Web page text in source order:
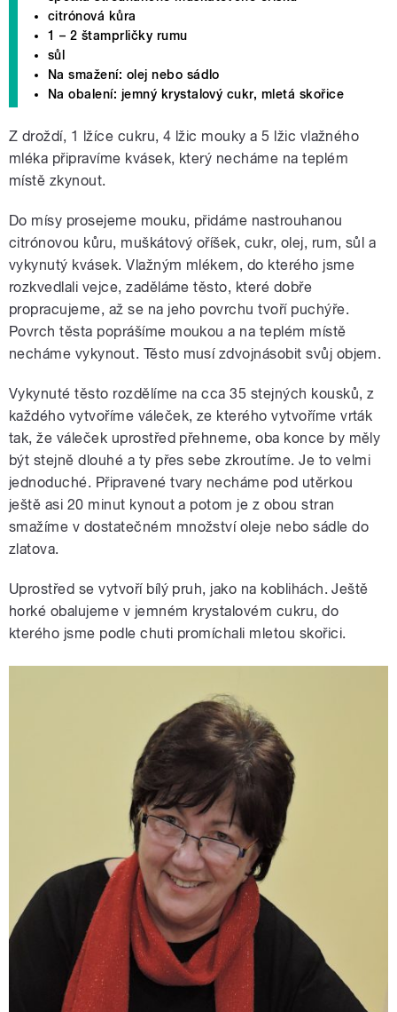
citrónová kůra
1 – 2 štamprličky rumu
sůl
Na smažení: olej nebo sádlo
Na obalení: jemný krystalový cukr, mletá skořice
Z droždí, 1 lžíce cukru, 4 lžic mouky a 5 lžic vlažného
mléka připravíme kvásek, který necháme na teplém
místě zkynout.
Do mísy prosejeme mouku, přidáme nastrouhanou
citrónovou kůru, muškátový oříšek, cukr, olej, rum, sůl a
vykynutý kvásek. Vlažným mlékem, do kterého jsme
rozkvedlali vejce, zaděláme těsto, které dobře
propracujeme, až se na jeho povrchu tvoří puchýře.
Povrch těsta poprášíme moukou a na teplém místě
necháme vykynout. Těsto musí zdvojnásobit svůj objem.
Vykynuté těsto rozdělíme na cca 35 stejných kousků, z
každého vytvoříme váleček, ze kterého vytvoříme vrták
tak, že váleček uprostřed přehneme, oba konce by měly
být stejně dlouhé a ty přes sebe zkroutíme. Je to velmi
jednoduché. Připravené tvary necháme pod utěrkou
ještě asi 20 minut kynout a potom je z obou stran
smažíme v dostatečném množství oleje nebo sádle do
zlatova.
Uprostřed se vytvoří bílý pruh, jako na koblihách. Ještě
horké obalujeme v jemném krystalovém cukru, do
kterého jsme podle chuti promíchali mletou skořici.